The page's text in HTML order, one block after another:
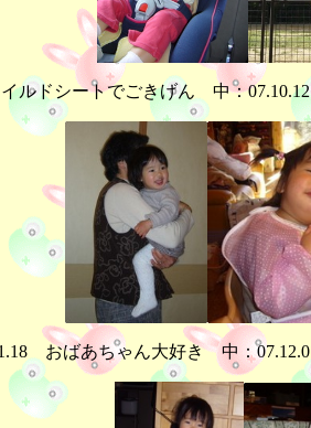
ルドシートでごきげん 中：
おばあちゃん大好き 中：